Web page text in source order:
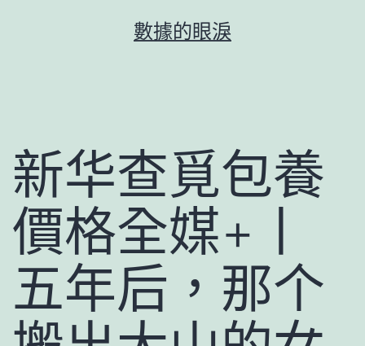
數據的眼淚
新华查覓包養
價格全媒+丨
五年后，那个